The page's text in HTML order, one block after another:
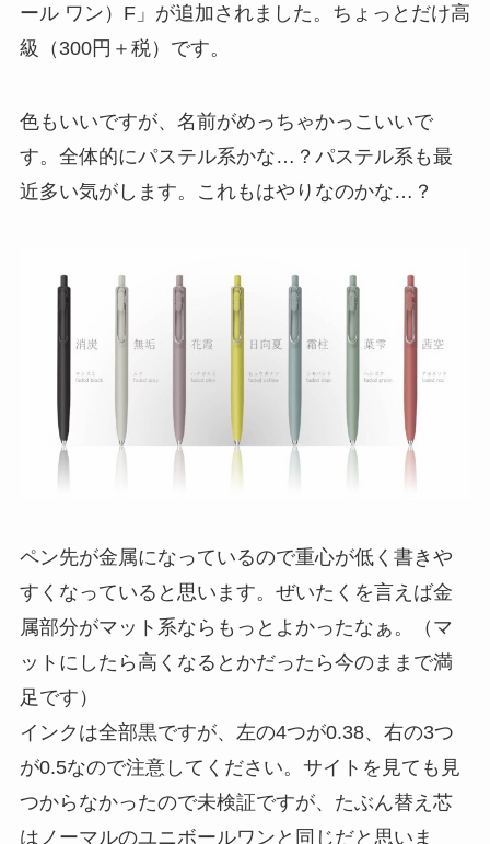
ール ワン）F」が追加されました。ちょっとだけ高
級（300円＋税）です。
色もいいですが、名前がめっちゃかっこいいで
す。全体的にパステル系かな…？パステル系も最
近多い気がします。これもはやりなのかな…？
ペン先が金属になっているので重心が低く書きや
すくなっていると思います。ぜいたくを言えば金
属部分がマット系ならもっとよかったなぁ。（マ
ットにしたら高くなるとかだったら今のままで満
足です）
インクは全部黒ですが、左の4つが0.38、右の3つ
が0.5なので注意してください。サイトを見ても見
つからなかったので未検証ですが、たぶん替え芯
はノーマルのユニボールワンと同じだと思いま